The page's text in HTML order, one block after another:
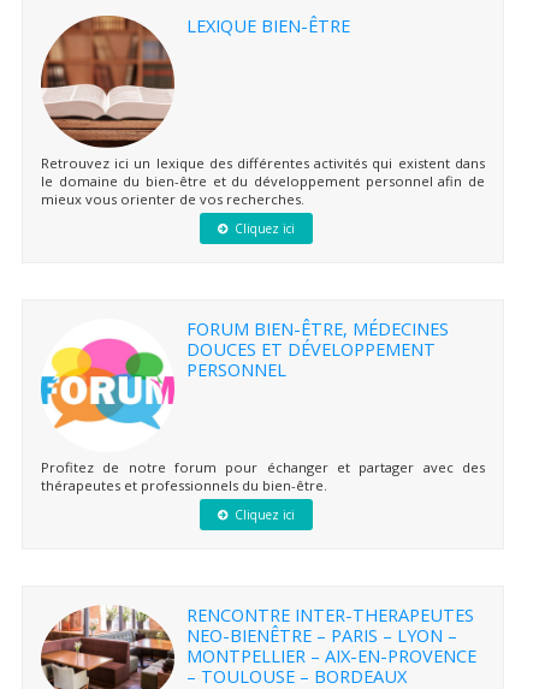
LEXIQUE BIEN-ÊTRE
Retrouvez ici un lexique des différentes activités qui existent dans
le domaine du bien-être et du développement personnel afin de
mieux vous orienter de vos recherches.
Cliquez ici
FORUM BIEN-ÊTRE, MÉDECINES
DOUCES ET DÉVELOPPEMENT
PERSONNEL
Profitez de notre forum pour échanger et partager avec des
thérapeutes et professionnels du bien-être.
Cliquez ici
RENCONTRE INTER-THERAPEUTES
NEO-BIENÊTRE – PARIS – LYON –
MONTPELLIER – AIX-EN-PROVENCE
– TOULOUSE – BORDEAUX